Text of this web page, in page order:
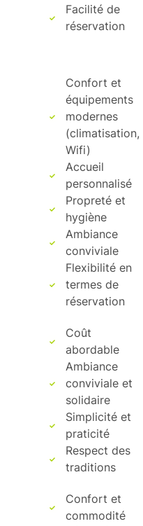
Facilité de
réservation
Confort et
équipements
modernes
(climatisation,
Wifi)
Accueil
personnalisé
Propreté et
hygiène
Ambiance
conviviale
Flexibilité en
termes de
réservation
Coût
abordable
Ambiance
conviviale et
solidaire
Simplicité et
praticité
Respect des
traditions
Confort et
commodité